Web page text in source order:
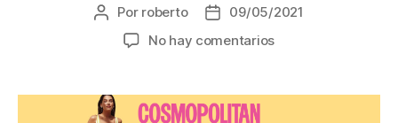
Por roberto
09/05/2021
No hay comentarios